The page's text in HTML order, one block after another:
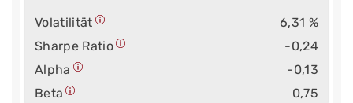
Volatilität
6,31 %
Sharpe Ratio
-0,24
Alpha
-0,13
Beta
0,75